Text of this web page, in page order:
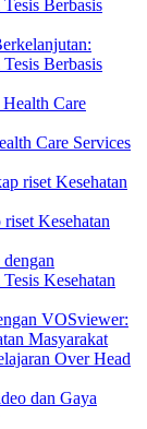
Berbasis
Care Services
Kesehatan
VOSviewer:
Masyarakat
Over Head
dan Gaya